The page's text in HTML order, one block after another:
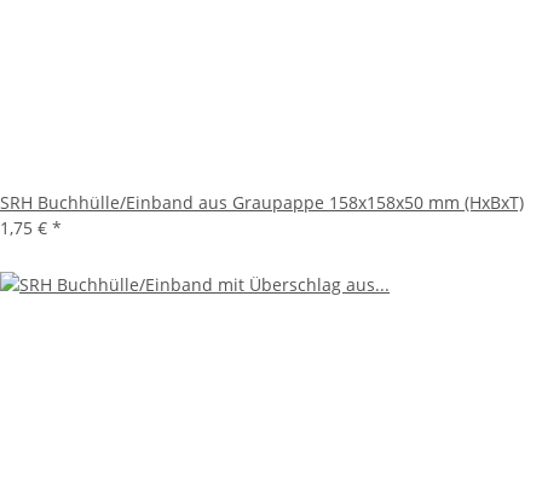
SRH Buchhülle/Einband aus Graupappe 158x158x50 mm (HxBxT)
1,75 € *